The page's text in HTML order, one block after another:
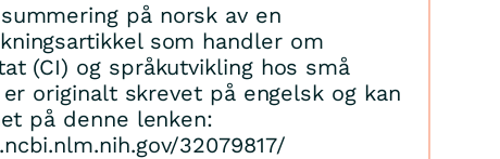
på norsk av en
som handler om
(CI) og språkutvikling hos små
originalt skrevet på engelsk og kan
på denne lenken:
32079817/